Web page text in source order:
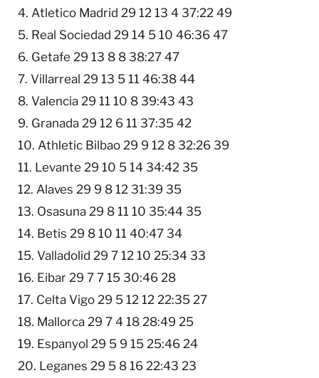
4. Atletico Madrid 29 12 13 4 37:22 49
5. Real Sociedad 29 14 5 10 46:36 47
6. Getafe 29 13 8 8 38:27 47
7. Villarreal 29 13 5 11 46:38 44
8. Valencia 29 11 10 8 39:43 43
9. Granada 29 12 6 11 37:35 42
10. Athletic Bilbao 29 9 12 8 32:26 39
11. Levante 29 10 5 14 34:42 35
12. Alaves 29 9 8 12 31:39 35
13. Osasuna 29 8 11 10 35:44 35
14. Betis 29 8 10 11 40:47 34
15. Valladolid 29 7 12 10 25:34 33
16. Eibar 29 7 7 15 30:46 28
17. Celta Vigo 29 5 12 12 22:35 27
18. Mallorca 29 7 4 18 28:49 25
19. Espanyol 29 5 9 15 25:46 24
20. Leganes 29 5 8 16 22:43 23